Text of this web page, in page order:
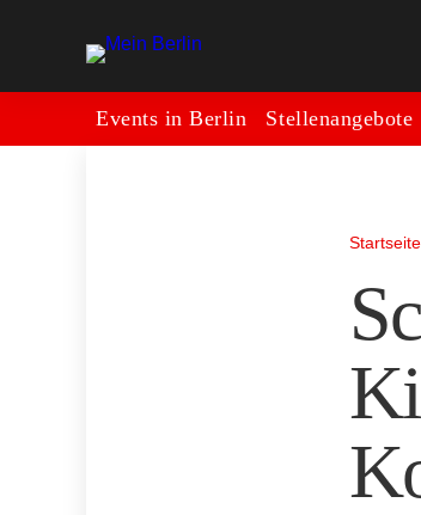
Events in Berlin Stellenangebote
Startseite